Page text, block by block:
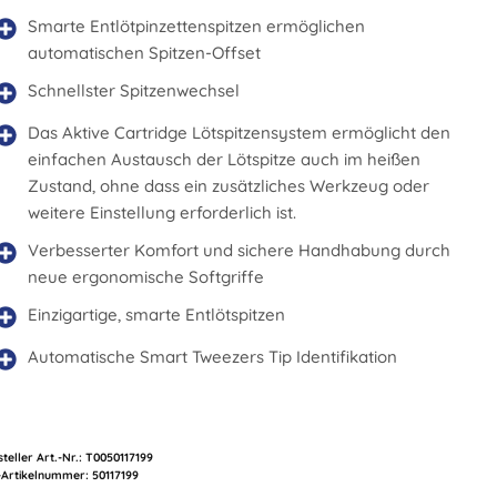
Smarte Entlötpinzettenspitzen ermöglichen
automatischen Spitzen-Offset
Schnellster Spitzenwechsel
Das Aktive Cartridge Lötspitzensystem ermöglicht den
einfachen Austausch der Lötspitze auch im heißen
Zustand, ohne dass ein zusätzliches Werkzeug oder
weitere Einstellung erforderlich ist.
Verbesserter Komfort und sichere Handhabung durch
neue ergonomische Softgriffe
Einzigartige, smarte Entlötspitzen
Automatische Smart Tweezers Tip Identifikation
Art.-Nr.: T0050117199
Artikelnummer: 50117199